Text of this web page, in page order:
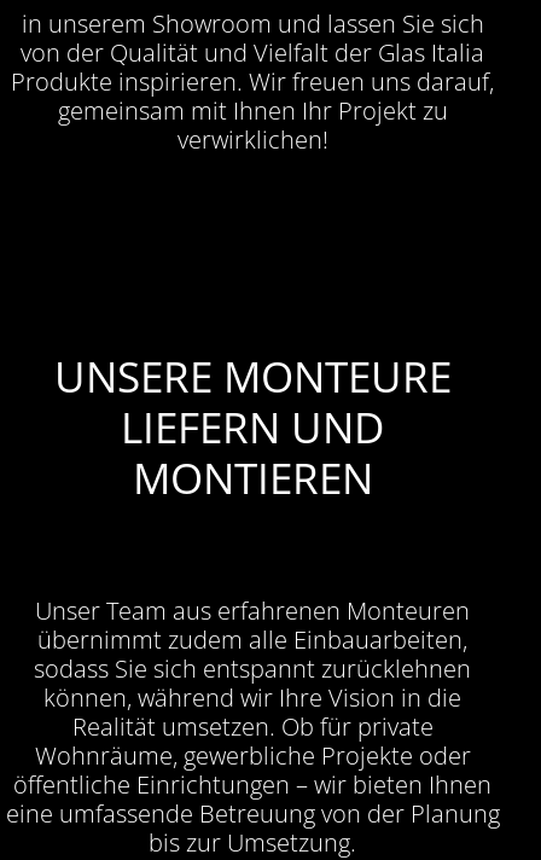
in unserem Showroom und lassen Sie sich
von der Qualität und Vielfalt der Glas Italia
Produkte inspirieren. Wir freuen uns darauf,
gemeinsam mit Ihnen Ihr Projekt zu
verwirklichen!
UNSERE MONTEURE
LIEFERN UND
MONTIEREN
Unser Team aus erfahrenen Monteuren
übernimmt zudem alle Einbauarbeiten,
sodass Sie sich entspannt zurücklehnen
können, während wir Ihre Vision in die
Realität umsetzen. Ob für private
Wohnräume, gewerbliche Projekte oder
öffentliche Einrichtungen – wir bieten Ihnen
eine umfassende Betreuung von der Planung
bis zur Umsetzung.